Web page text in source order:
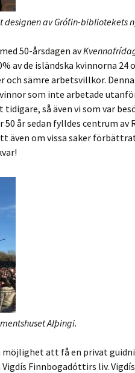
av Grófin-bibliotekets
50-årsdagen av
av de isländska kvinnorna 24
sämre arbetsvillkor.
som inte arbetade
så även vi som var
år sedan fylldes centrum av
även om vissa saker
Alþingi.
möjlighet att få en privat
Finnbogadóttirs liv.